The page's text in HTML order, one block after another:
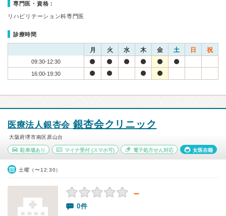
専門医・資格：
リハビリテーション科専門医
診療時間
月 火 水 木 金 土 日 祝
09:30-12:30
16:00-19:30
医療法人銀杏会 銀杏会クリニック
大阪府堺市南区原山台
駐車場あり マイナ受付(スマホ可) 電子処方せん対応 女医在籍
土曜（〜12:30）
－
0件